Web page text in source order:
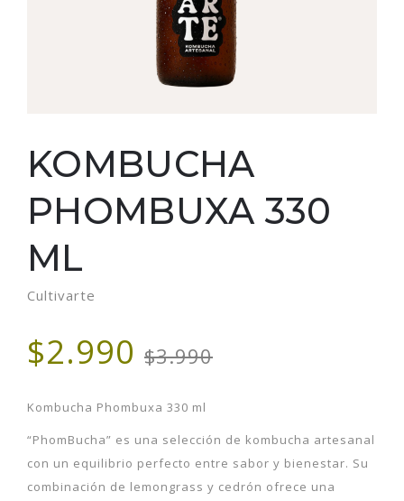
KOMBUCHA
PHOMBUXA 330
ML
Cultivarte
$2.990 $3.990
Kombucha Phombuxa 330 ml
“PhomBucha” es una selección de kombucha artesanal
con un equilibrio perfecto entre sabor y bienestar. Su
combinación de lemongrass y cedrón ofrece una